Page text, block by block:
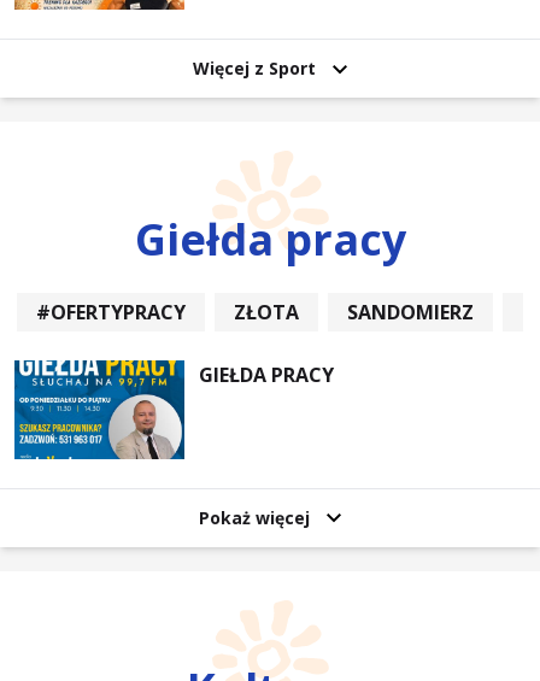
Więcej z Sport
Giełda pracy
#OFERTYPRACY ZŁOTA SANDOMIERZ
GIEŁDA PRACY
Pokaż więcej